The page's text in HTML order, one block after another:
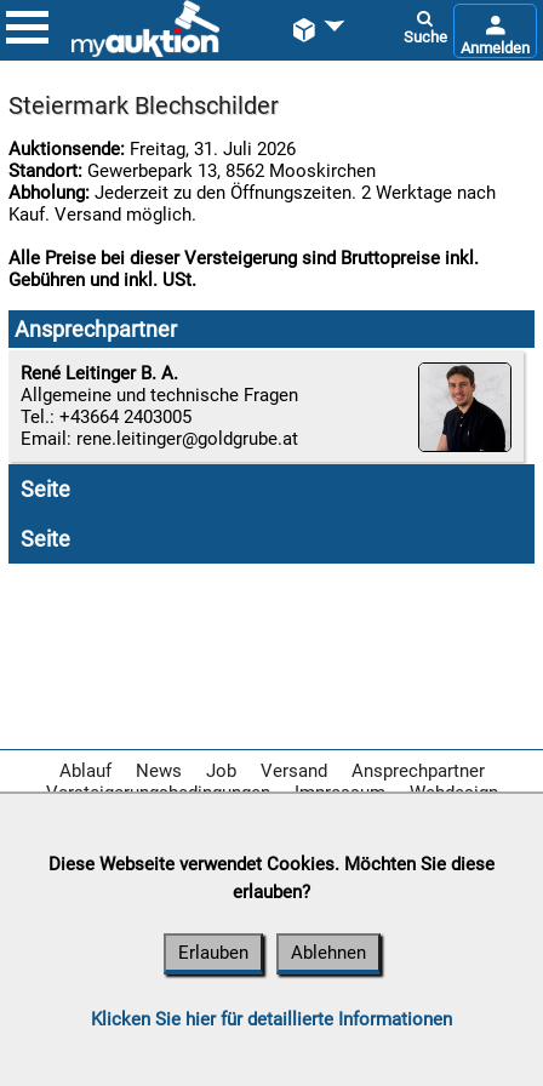
 
08.08:
1€

08.08:

Steiermark Blechschilder
Auktionsende: Freitag, 31. Juli 2026
Standort: Gewerbepark 13, 8562 Mooskirchen
Abholung: Jederzeit zu den Öffnungszeiten. 2 Werktage nach
Kauf. Versand möglich.
Alle Preise bei dieser Versteigerung sind Bruttopreise inkl.
Gebühren und inkl. USt.
Ansprechpartner
René Leitinger B. A.
Allgemeine und technische Fragen
Tel.: +43664 2403005
Email: rene.leitinger
Seite
Seite
Ablauf News Job Versand
Ansprechpartner
Versteigerungsbedingungen
Impressum Webdesign
Diese Webseite verwendet Cookies. Möchten Sie diese
erlauben?
Erlauben Ablehnen
Klicken Sie hier für detaillierte Informationen